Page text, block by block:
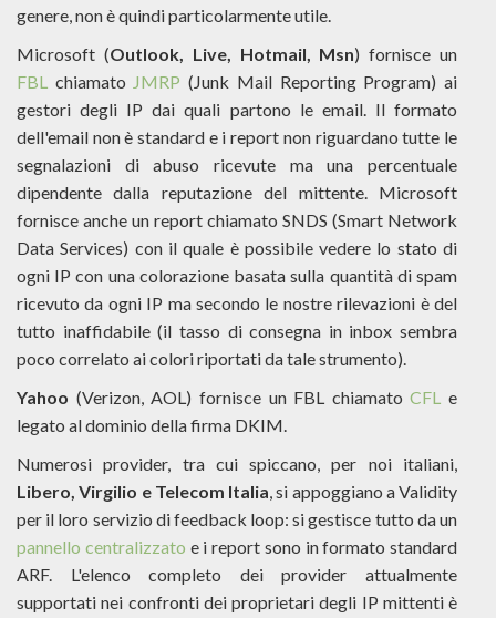
genere, non è quindi particolarmente utile.
Microsoft (Outlook, Live, Hotmail, Msn) fornisce un
FBL chiamato JMRP (Junk Mail Reporting Program) ai
gestori degli IP dai quali partono le email. Il formato
dell'email non è standard e i report non riguardano tutte le
segnalazioni di abuso ricevute ma una percentuale
dipendente dalla reputazione del mittente. Microsoft
fornisce anche un report chiamato SNDS (Smart Network
Data Services) con il quale è possibile vedere lo stato di
ogni IP con una colorazione basata sulla quantità di spam
ricevuto da ogni IP ma secondo le nostre rilevazioni è del
tutto inaffidabile (il tasso di consegna in inbox sembra
poco correlato ai colori riportati da tale strumento).
Yahoo (Verizon, AOL) fornisce un FBL chiamatoCFL e
legato al dominio della firma DKIM.
Numerosi provider, tra cui spiccano, per noi italiani,
Libero, Virgilio e Telecom Italia, si appoggiano a Validity
per il loro servizio di feedback loop: si gestisce tutto da un
pannello centralizzato e i report sono in formato standard
ARF. L'elenco completo dei provider attualmente
supportati nei confronti dei proprietari degli IP mittenti è